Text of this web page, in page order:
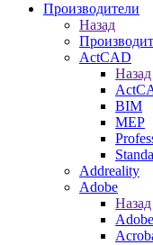
Производители
Назад
ActCAD
Назад
BIM
MEP
Addreality
Adobe
Назад
Adobe